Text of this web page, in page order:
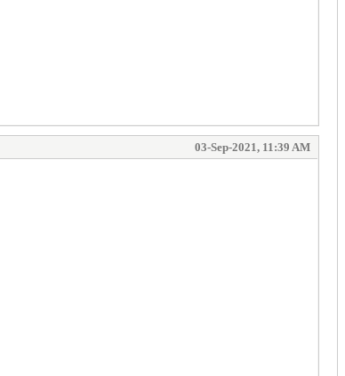
03-Sep-2021, 11:39 AM